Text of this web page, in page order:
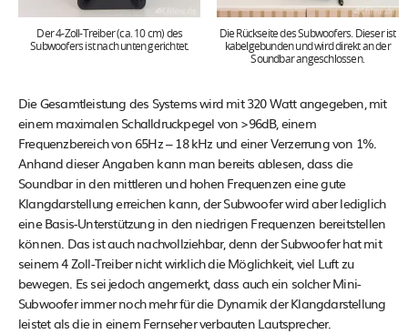
Der 4-Zoll-Treiber (ca. 10 cm) des
Subwoofers ist nach unten gerichtet.
Die Rückseite des Subwoofers. Dieser ist
kabelgebunden und wird direkt an der
Soundbar angeschlossen.
Die Gesamtleistung des Systems wird mit 320 Watt angegeben, mit
einem maximalen Schalldruckpegel von >96dB, einem
Frequenzbereich von 65Hz – 18 kHz und einer Verzerrung von 1%.
Anhand dieser Angaben kann man bereits ablesen, dass die
Soundbar in den mittleren und hohen Frequenzen eine gute
Klangdarstellung erreichen kann, der Subwoofer wird aber lediglich
eine Basis-Unterstützung in den niedrigen Frequenzen bereitstellen
können. Das ist auch nachvollziehbar, denn der Subwoofer hat mit
seinem 4 Zoll-Treiber nicht wirklich die Möglichkeit, viel Luft zu
bewegen. Es sei jedoch angemerkt, dass auch ein solcher Mini-
Subwoofer immer noch mehr für die Dynamik der Klangdarstellung
leistet als die in einem Fernseher verbauten Lautsprecher.